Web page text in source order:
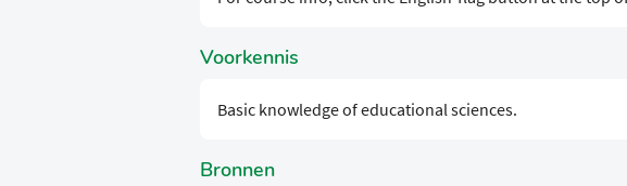
Voorkennis
Basic knowledge of educational sciences.
Bronnen